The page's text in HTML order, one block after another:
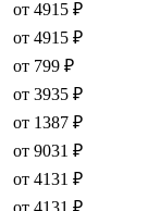
от 4915 ₽
от 4915 ₽
от 799 ₽
от 3935 ₽
от 1387 ₽
от 9031 ₽
от 4131 ₽